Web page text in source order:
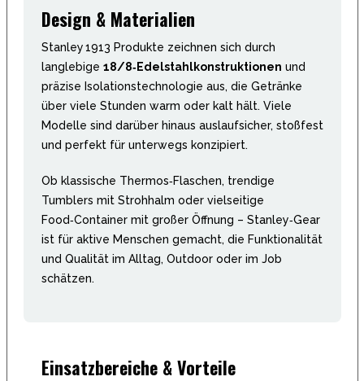
Design & Materialien
Stanley 1913 Produkte zeichnen sich durch
langlebige 18/8‑Edelstahlkonstruktionen und
präzise Isolationstechnologie aus, die Getränke
über viele Stunden warm oder kalt hält. Viele
Modelle sind darüber hinaus auslaufsicher, stoßfest
und perfekt für unterwegs konzipiert.
Ob klassische Thermos‑Flaschen, trendige
Tumblers mit Strohhalm oder vielseitige
Food‑Container mit großer Öffnung – Stanley‑Gear
ist für aktive Menschen gemacht, die Funktionalität
und Qualität im Alltag, Outdoor oder im Job
schätzen.
Einsatzbereiche & Vorteile